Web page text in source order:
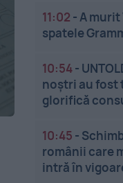
11:02 -A
spatele
10:54-
noștri au fost
glorifică
10:45 -
românii care
intră în